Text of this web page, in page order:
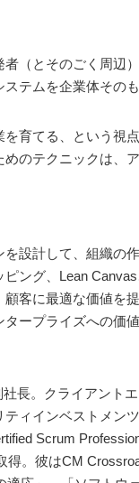
（とそのごく周辺
テムを企業体その
育てる、という視
のテクニックは、
を設計して、組織の
ピング、Lean
顧客に最適な価値を
タープライズへの価
長。クライアント
ィインベストメン
Scrum
得。彼はCM